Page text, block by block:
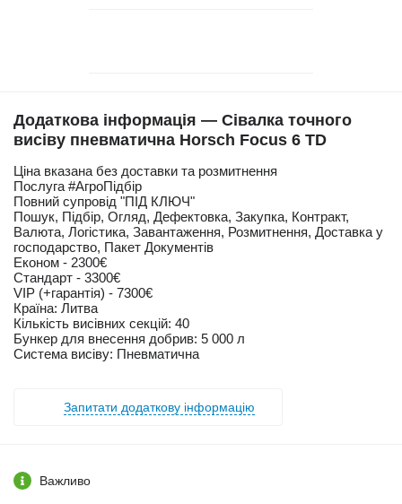
Додаткова інформація — Сівалка точного
висіву пневматична Horsch Focus 6 TD
Ціна вказана без доставки та розмитнення
Послуга #АгроПідбір
Повний супровід "ПІД КЛЮЧ"
Пошук, Підбір, Огляд, Дефектовка, Закупка, Контракт,
Валюта, Логістика, Завантаження, Розмитнення, Доставка у
господарство, Пакет Документів
Економ - 2300€
Стандарт - 3300€
VIP (+гарантія) - 7300€
Країна: Литва
Кількість висівних секцій: 40
Бункер для внесення добрив: 5 000 л
Система висіву: Пневматична
Запитати додаткову інформацію
Важливо